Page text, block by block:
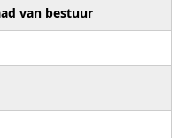
van bestuur